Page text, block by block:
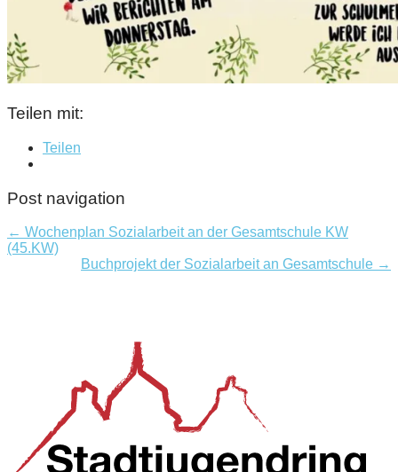
Teilen mit:
Teilen
Post navigation
← Wochenplan Sozialarbeit an der Gesamtschule KW
(45.KW)
Buchprojekt der Sozialarbeit an Gesamtschule →